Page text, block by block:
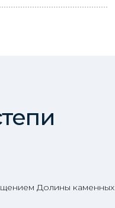
Долины каменных